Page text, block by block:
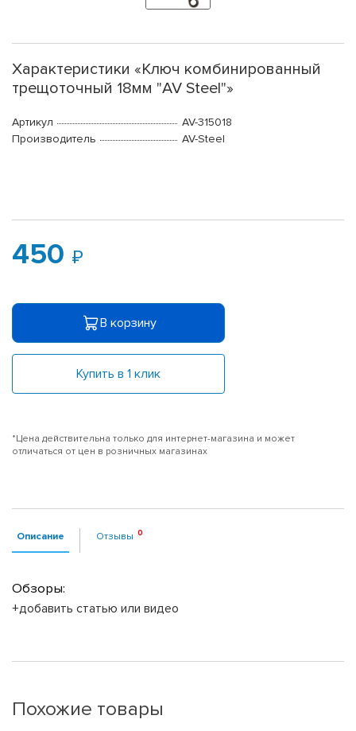
Характеристики «Ключ комбинированный
трещоточный 18мм "AV Steel"»
Артикул
AV-315018
Производитель
AV-Steel
450
В корзину
Купить в 1 клик
*Цена действительна только для интернет-магазина и может
отличаться от цен в розничных магазинах
Описание Отзывы
Обзоры:
+добавить статью или видео
Похожие товары